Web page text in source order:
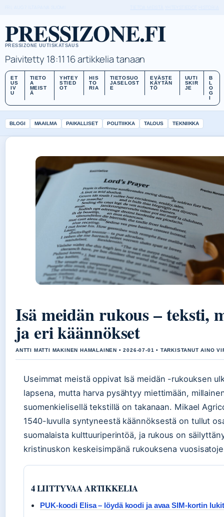
PRESSIZONE.FI
PRESSIZONE UUTISKATSAUS
Paivitetty 18:11 16 artikkelia tanaan
ET
US
IV
U
TIETO
A
MEIST
Ä
YHTEY
STIED
OT
HIS
TO
RIA
TIETOSUO
JASELOST
E
EVÄSTE
KÄYTÄN
TÖ
UUTI
SKIR
JE
B
L
O
G
I
BLOGI MAAILMA PAIKALLISET POLITIIKKA TALOUS TEKNIIKKA
Isä meidän rukous – teksti,
ja eri käännökset
ANTTI MATTI MAKINEN HAMALAINEN • 2026-07-01 • TARKISTANUT AINO
Useimmat meistä oppivat Isä meidän -rukouksen
lapsena, mutta harva pysähtyy miettimään,
suomenkielisellä tekstillä on takanaan. Mikael
1540-luvulla syntyneestä käännöksestä on tullut
suomalaista kulttuuriperintöä, ja rukous on
kristinuskon keskeisimpänä rukouksena
4 LIITTYVAA ARTIKKELIA
PUK-koodi Elisa – löydä koodi ja avaa SIM-kortin